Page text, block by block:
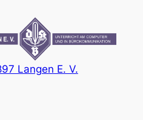
Langen E. V.